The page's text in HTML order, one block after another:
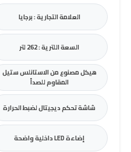
العلامة التجارية : برجايا
السعة اللترية : 262 لتر
هيكل مصنوع من الاستانلس ستيل
المقاوم للصدأ
شاشة تحكم ديجيتال لضبط الحرارة
إضاءة LED داخلية واضحة